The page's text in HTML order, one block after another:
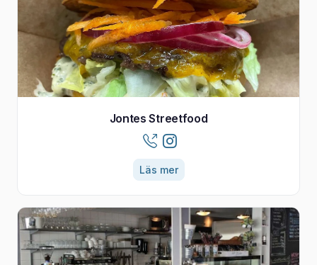
Jontes Streetfood
Läs mer